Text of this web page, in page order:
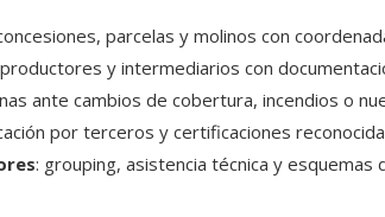
parcelas y molinos con
y intermediarios con
ante cambios de cobertura, incendios o
por terceros y certificaciones
: grouping, asistencia técnica y esquemas